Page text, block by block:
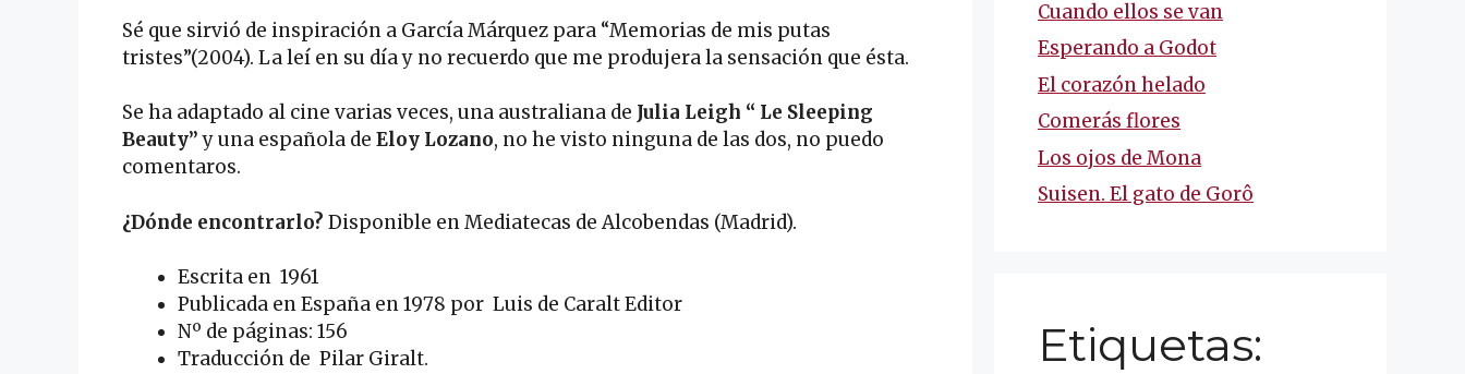
Sé que sirvió de inspiración a García Márquez para “Memorias de mis putas
tristes”(2004). La leí en su día y no recuerdo que me produjera la sensación que ésta.
Se ha adaptado al cine varias veces, una australiana de Julia Leigh “ Le Sleeping
Beauty”y una española de Eloy Lozano, no he visto ninguna de las dos, no puedo
comentaros.
¿Dónde encontrarlo? Disponible en Mediatecas de Alcobendas (Madrid).
Escrita en 1961
Publicada en España en 1978 por Luis de Caralt Editor
Nº de páginas: 156
Traducción de Pilar Giralt.
Cuando ellos se van
Esperando a Godot
El corazón helado
Comerás flores
Los ojos de Mona
Suisen. El gato de Gorô
Etiquetas: